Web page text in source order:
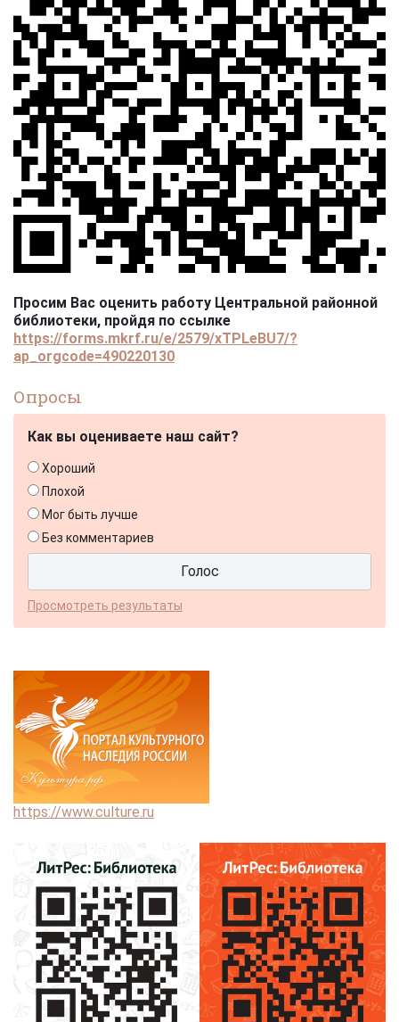
Просим Вас оценить работу Центральной районной
библиотеки, пройдя по ссылке
https://forms.mkrf.ru/e/2579/xTPLeBU7/?
ap_orgcode=490220130
Опросы
Как вы оцениваете наш сайт?
Хороший
Плохой
Мог быть лучше
Без комментариев
Просмотреть результаты
https://www.culture.ru